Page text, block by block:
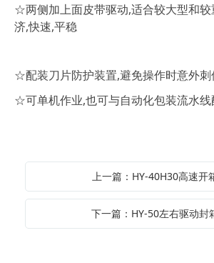
☆两侧加上面皮带驱动,适合较大型和
济,快速,平稳
☆配装刀片防护装置,避免操作时意外刺
☆可单机作业,也可与自动化包装流水线
上一篇：HY-40H30高速开
下一篇：HY-50左右驱动封